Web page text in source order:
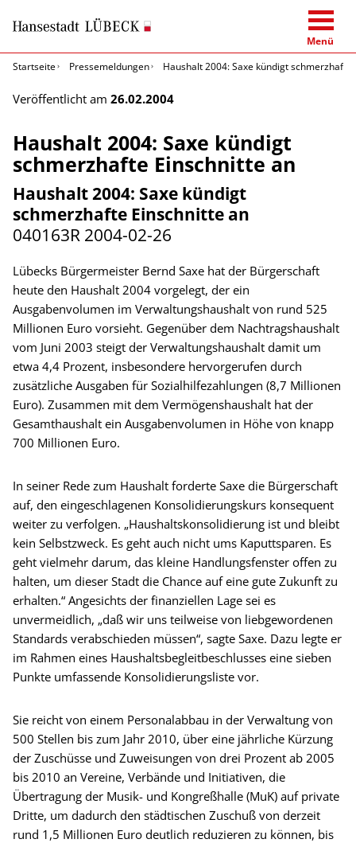
Menü
Startseite
Pressemeldungen Haushalt 2004: Saxe kündigt schmerzhafte
Veröffentlicht am 26.02.2004
Haushalt 2004: Saxe kündigt
schmerzhafte Einschnitte an
Haushalt 2004: Saxe kündigt
schmerzhafte Einschnitte an
040163R 2004-02-26
Lübecks Bürgermeister Bernd Saxe hat der Bürgerschaft
heute den Haushalt 2004 vorgelegt, der ein
Ausgabenvolumen im Verwaltungshaushalt von rund 525
Millionen Euro vorsieht. Gegenüber dem Nachtragshaushalt
vom Juni 2003 steigt der Verwaltungshaushalt damit um
etwa 4,4 Prozent, insbesondere hervorgerufen durch
zusätzliche Ausgaben für Sozialhilfezahlungen (8,7 Millionen
Euro). Zusammen mit dem Vermögenshaushalt hat der
Gesamthaushalt ein Ausgabenvolumen in Höhe von knapp
700 Millionen Euro.
In seiner Rede zum Haushalt forderte Saxe die Bürgerschaft
auf, den eingeschlagenen Konsolidierungskurs konsequent
weiter zu verfolgen. „Haushaltskonsolidierung ist und bleibt
kein Selbstzweck. Es geht auch nicht ums Kaputtsparen. Es
geht vielmehr darum, das kleine Handlungsfenster offen zu
halten, um dieser Stadt die Chance auf eine gute Zukunft zu
erhalten.“ Angesichts der finanziellen Lage sei es
unvermeidlich, „daß wir uns teilweise von liebgewordenen
Standards verabschieden müssen“, sagte Saxe. Dazu legte er
im Rahmen eines Haushaltsbegleitbeschlusses eine sieben
Punkte umfassende Konsolidierungsliste vor.
Sie reicht von einem Personalabbau in der Verwaltung von
500 Stellen bis zum Jahr 2010, über eine jährliche Kürzung
der Zuschüsse und Zuweisungen von drei Prozent ab 2005
bis 2010 an Vereine, Verbände und Initiativen, die
Übertragung der Musik- und Kongreßhalle (MuK) auf private
Dritte, um dadurch den städtischen Zuschuß von derzeit
rund 1,5 Millionen Euro deutlich reduzieren zu können, bis